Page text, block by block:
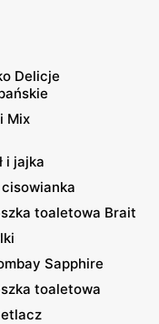
Delicje
Mix
i jajka
toaletowa Brait
Sapphire
toaletowa